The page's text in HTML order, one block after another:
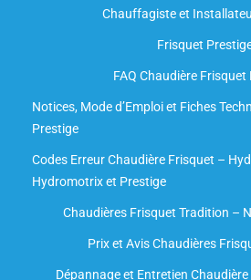
Chauffagiste et
Frisquet
FAQ Chaudière Frisquet
Notices, Mode d’Emploi et Fiches
Prestige
Codes Erreur Chaudière Frisquet –
Hydromotrix et Prestige
Chaudières Frisquet Tradition –
Prix et Avis Chaudières
Dépannage et Entretien